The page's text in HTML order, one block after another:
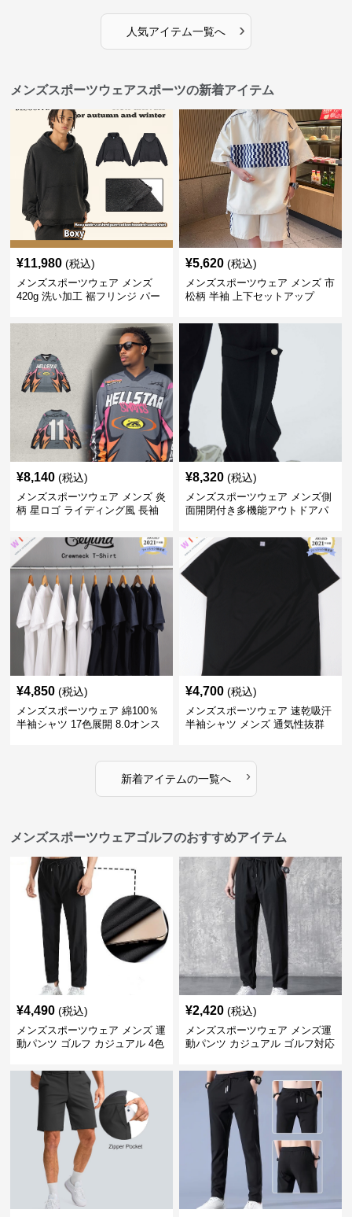
人気アイテム一覧へ ›
メンズスポーツウェアスポーツの新着アイテム
¥11,980 (税込)
メンズスポーツウェア メンズ
420g 洗い加工 裾フリンジ パー
¥5,620 (税込)
メンズスポーツウェア メンズ 市
松柄 半袖 上下セットアップ
¥8,140 (税込)
メンズスポーツウェア メンズ 炎
柄 星ロゴ ライディング風 長袖
¥8,320 (税込)
メンズスポーツウェア メンズ側
面開閉付き多機能アウトドアパ
¥4,850 (税込)
メンズスポーツウェア 綿100％
半袖シャツ 17色展開 8.0オンス
¥4,700 (税込)
メンズスポーツウェア 速乾吸汗
半袖シャツ メンズ 通気性抜群
新着アイテムの一覧へ ›
メンズスポーツウェアゴルフのおすすめアイテム
¥4,490 (税込)
メンズスポーツウェア メンズ 運
動パンツ ゴルフ カジュアル 4色
¥2,420 (税込)
メンズスポーツウェア メンズ運
動パンツ カジュアル ゴルフ対応